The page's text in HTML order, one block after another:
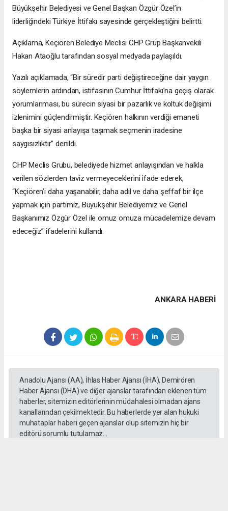
Büyükşehir Belediyesi ve Genel Başkan Özgür Özel’in
liderliğindeki Türkiye İttifakı sayesinde gerçekleştiğini belirtti.
Açıklama, Keçiören Belediye Meclisi CHP Grup Başkanvekili
Hakan Ataoğlu tarafından sosyal medyada paylaşıldı.
Yazılı açıklamada, “Bir süredir parti değiştireceğine dair yaygın
söylemlerin ardından, istifasının Cumhur İttifakı’na geçiş olarak
yorumlanması, bu sürecin siyasi bir pazarlık ve koltuk değişimi
izlenimini güçlendirmiştir. Keçiören halkının verdiği emaneti
başka bir siyasi anlayışa taşımak seçmenin iradesine
saygısızlıktır” denildi.
CHP Meclis Grubu, belediyede hizmet anlayışından ve halkla
verilen sözlerden taviz vermeyeceklerini ifade ederek,
“Keçiören’i daha yaşanabilir, daha adil ve daha şeffaf bir ilçe
yapmak için partimiz, Büyükşehir Belediyemiz ve Genel
Başkanımız Özgür Özel ile omuz omuza mücadelemize devam
edeceğiz” ifadelerini kullandı.
ANKARA HABERİ
Anadolu Ajansı (AA), İhlas Haber Ajansı (İHA), Demirören
Haber Ajansı (DHA) ve diğer ajanslar tarafından eklenen tüm
haberler, sitemizin editörlerinin müdahalesi olmadan ajans
kanallarından çekilmektedir. Bu haberlerde yer alan hukuki
muhataplar haberi geçen ajanslar olup sitemizin hiç bir
editörü sorumlu tutulamaz...